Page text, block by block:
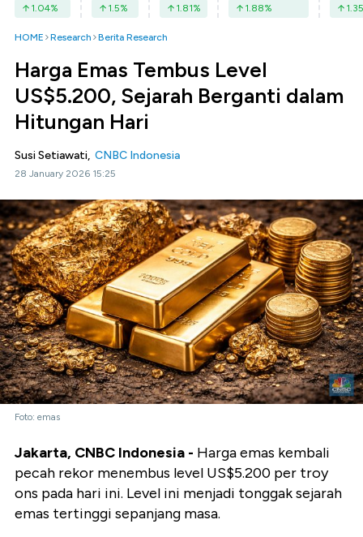
1.04% 1.5% 1.81% 1.88% 1.35
HOME Research Berita Research
Harga Emas Tembus Level
US$5.200, Sejarah Berganti dalam
Hitungan Hari
Susi Setiawati, CNBC Indonesia
28 January 2026 15:25
Foto: emas
Jakarta, CNBC Indonesia - Harga emas kembali
pecah rekor menembus level US$5.200 per troy
ons pada hari ini. Level ini menjadi tonggak sejarah
emas tertinggi sepanjang masa.